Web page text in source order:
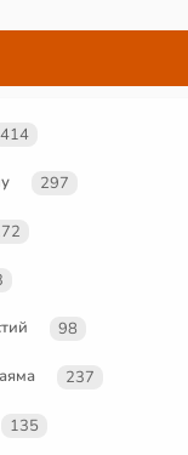
414
297
98
237
135